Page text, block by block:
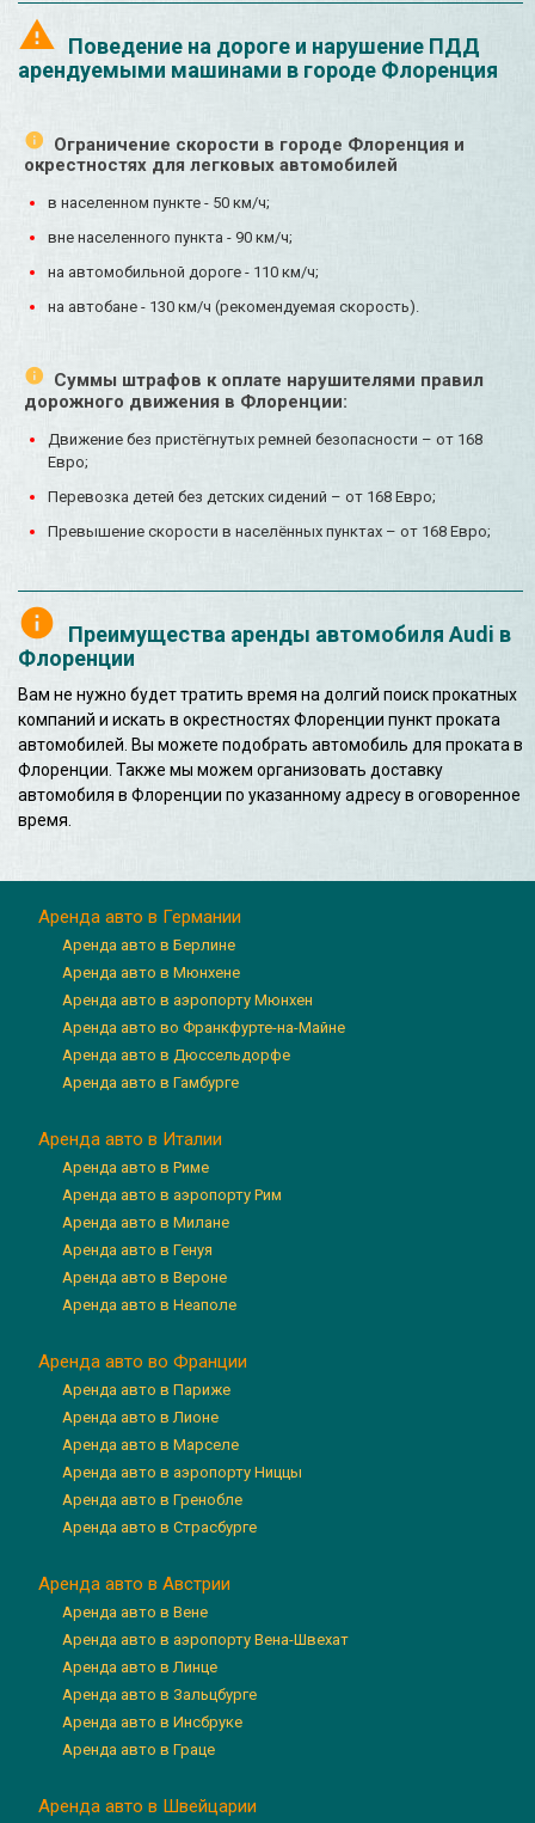
Поведение на дороге и нарушение ПДД
арендуемыми машинами в городе Флоренция
Ограничение скорости в городе Флоренция и
окрестностях для легковых автомобилей
в населенном пункте - 50 км/ч;
вне населенного пункта - 90 км/ч;
на автомобильной дороге - 110 км/ч;
на автобане - 130 км/ч (рекомендуемая скорость).
Суммы штрафов к оплате нарушителями правил
дорожного движения в Флоренции:
Движение без пристёгнутых ремней безопасности – от 168
Евро;
Перевозка детей без детских сидений – от 168 Евро;
Превышение скорости в населённых пунктах – от 168 Евро;
Преимущества аренды автомобиля Audi в
Флоренции
Вам не нужно будет тратить время на долгий поиск прокатных
компаний и искать в окрестностях Флоренции пункт проката
автомобилей. Вы можете подобрать автомобиль для проката в
Флоренции. Также мы можем организовать доставку
автомобиля в Флоренции по указанному адресу в оговоренное
время.
Аренда авто в Германии
Аренда авто в Берлине
Аренда авто в Мюнхене
Аренда авто в аэропорту Мюнхен
Аренда авто во Франкфурте-на-Майне
Аренда авто в Дюссельдорфе
Аренда авто в Гамбурге
Аренда авто в Италии
Аренда авто в Риме
Аренда авто в аэропорту Рим
Аренда авто в Милане
Аренда авто в Генуя
Аренда авто в Вероне
Аренда авто в Неаполе
Аренда авто во Франции
Аренда авто в Париже
Аренда авто в Лионе
Аренда авто в Марселе
Аренда авто в аэропорту Ниццы
Аренда авто в Гренобле
Аренда авто в Страсбурге
Аренда авто в Австрии
Аренда авто в Вене
Аренда авто в аэропорту Вена-Швехат
Аренда авто в Линце
Аренда авто в Зальцбурге
Аренда авто в Инсбруке
Аренда авто в Граце
Аренда авто в Швейцарии